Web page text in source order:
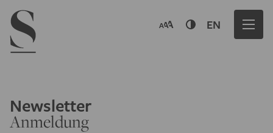
Navigation menu
EN
Newsletter
Anmeldung